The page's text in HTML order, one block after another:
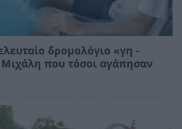
δρομολόγιο «γη -
που τόσοι αγάπησαν